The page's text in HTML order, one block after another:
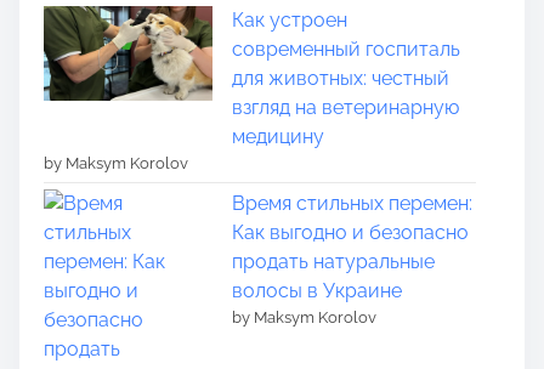
Как устроен
современный госпиталь
для животных: честный
взгляд на ветеринарную
медицину
by Maksym Korolov
Время стильных перемен:
Как выгодно и безопасно
продать натуральные
волосы в Украине
by Maksym Korolov